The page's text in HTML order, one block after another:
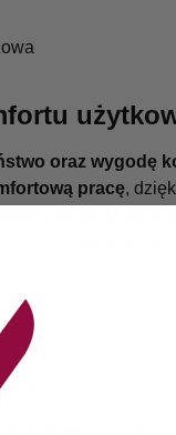
oraz wygodę
pracę,
Miejsce na
frezarek